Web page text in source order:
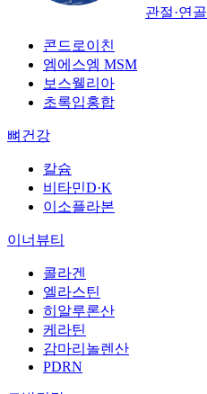
관절·연골
콘드로이친
엠에스엠 MSM
보스웰리아
초록입홍합
뼈건강
칼슘
비타민D·K
이소플라본
이너뷰티
콜라겐
엘라스틴
히알루론산
케라틴
감마리놀렌산
PDRN